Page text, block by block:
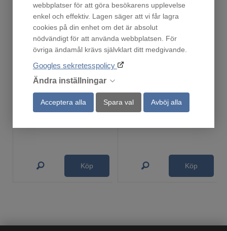
webbplatser för att göra besökarens upplevelse
enkel och effektiv. Lagen säger att vi får lagra
cookies på din enhet om det är absolut
nödvändigt för att använda webbplatsen. För
övriga ändamål krävs självklart ditt medgivande.
Googles sekretesspolicy
Ändra inställningar
Acceptera alla Spara val Avböj alla
Droppskydd60
Finns i lager!
219
Köp
En i lager!
219
Köp